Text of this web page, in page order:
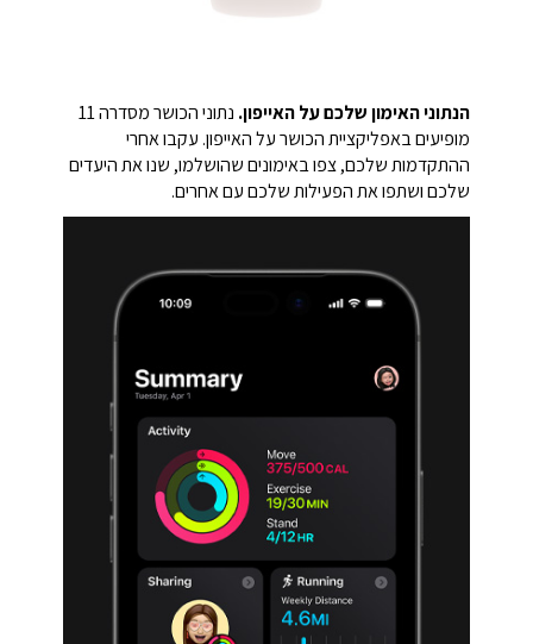
הנתוני האימון שלכם על האייפון.
נתוני הכושר מסדרה 11
מופיעים באפליקציית הכושר על האייפון. עקבו אחרי
ההתקדמות שלכם, צפו באימונים שהושלמו, שנו את היעדים
שלכם ושתפו את הפעילות שלכם עם אחרים.